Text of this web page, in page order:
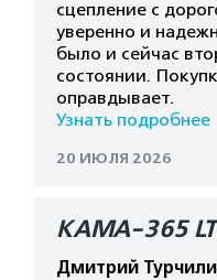
сцепление с
уверенно и
было и сейчас
состоянии.
оправдывает.
Узнать подробнее
20 ИЮЛЯ 2026
КАМА-365 LT
Дмитрий